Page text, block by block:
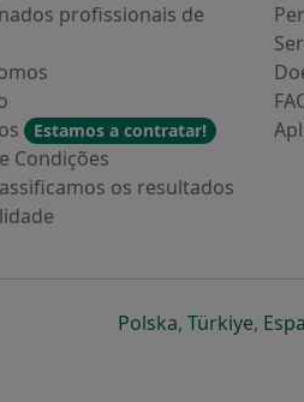
profissionais de
Estamos a contratar!
Condições
os resultados
Polskaabre num
, Türkiyeabre
,